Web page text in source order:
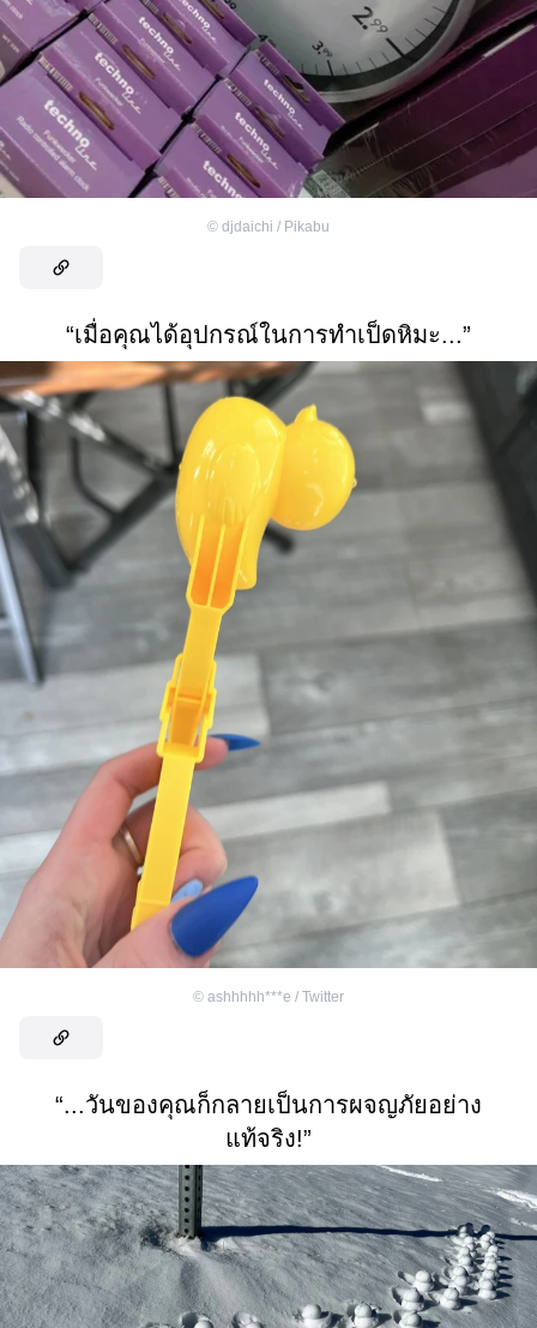
© djdaichi / Pikabu
“เมื่อคุณได้อุปกรณ์ในการทำเป็ดหิมะ...”
© ashhhhh***e / Twitter
“...วันของคุณก็กลายเป็นการผจญภัยอย่าง
แท้จริง!”